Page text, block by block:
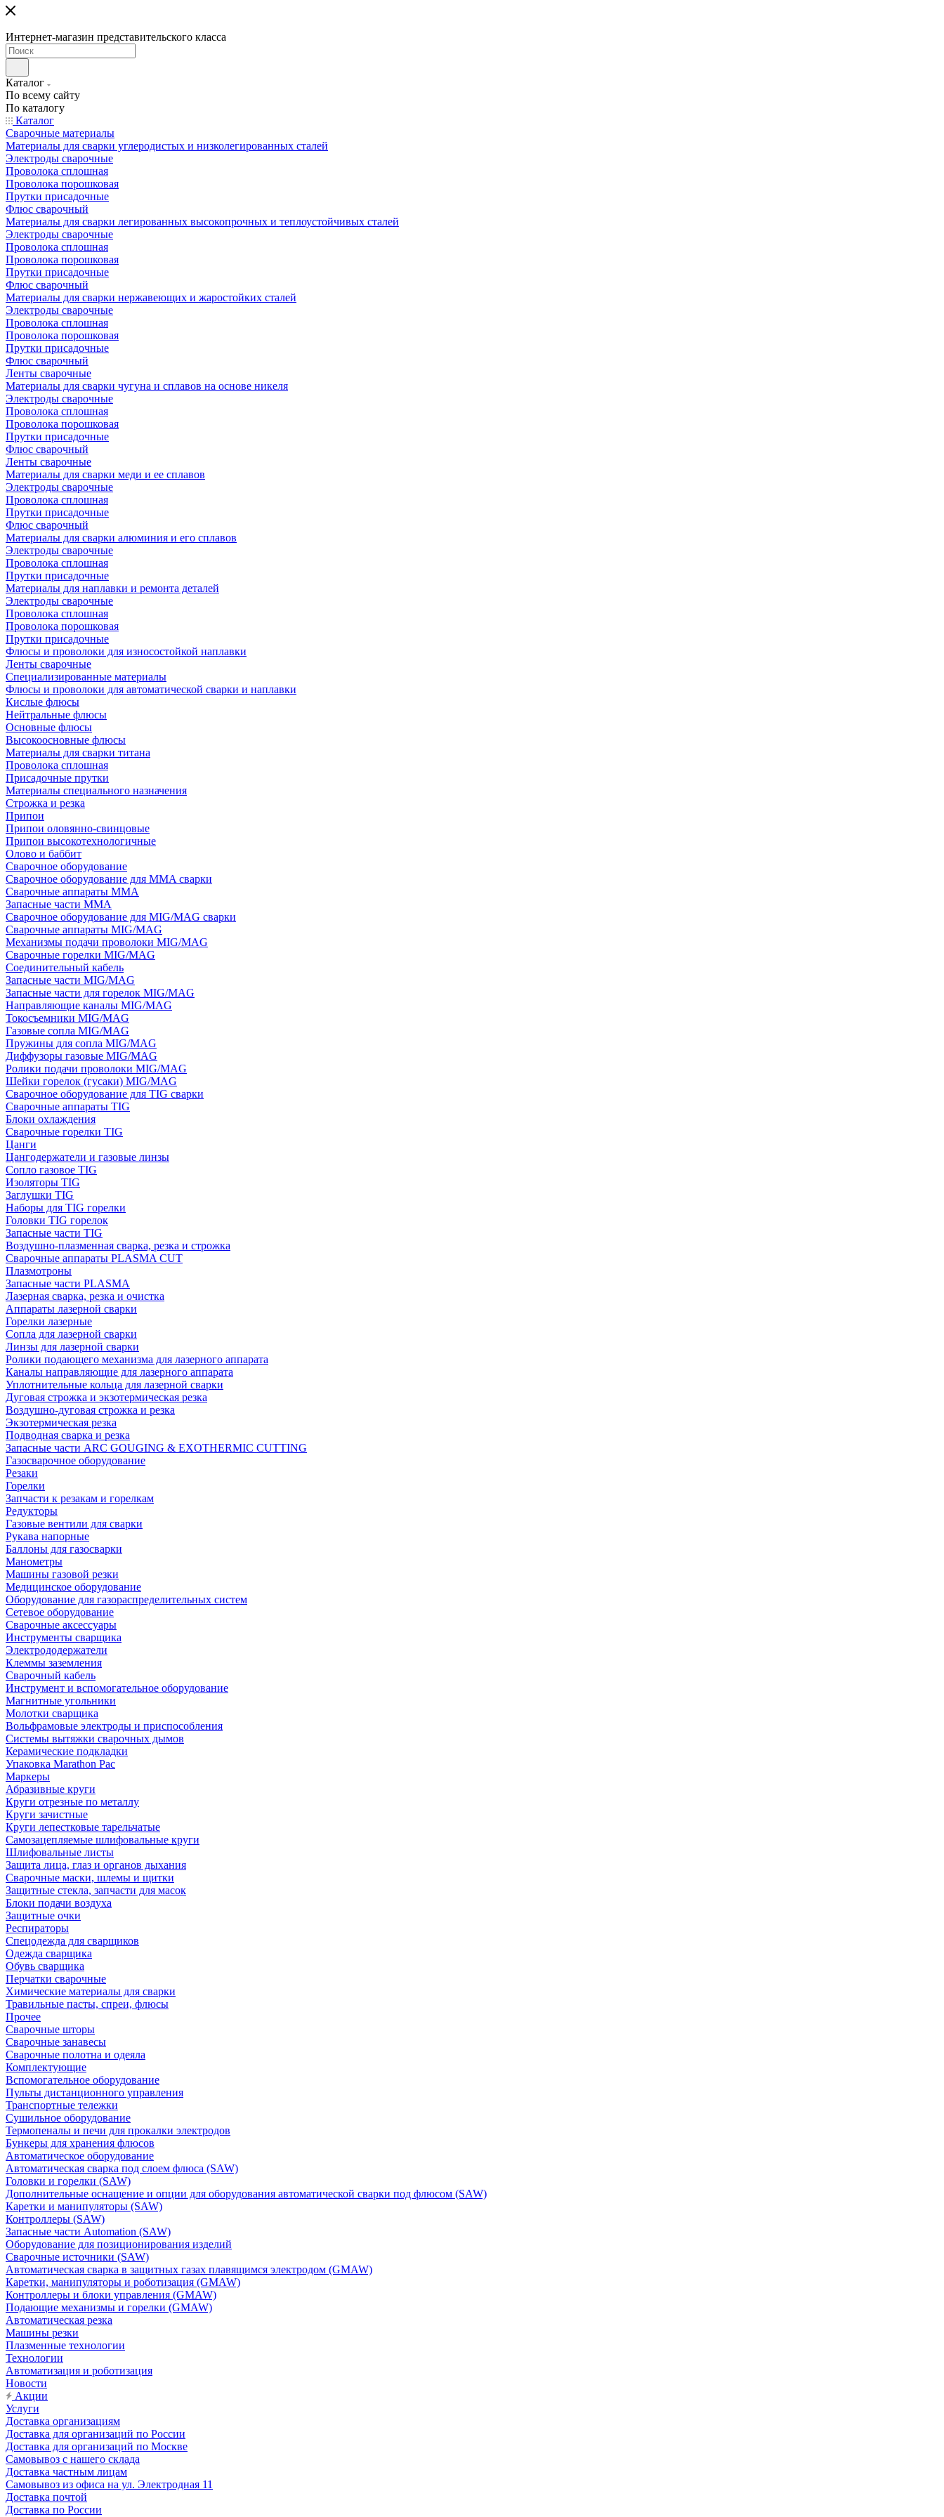
Интернет-магазин представительского класса
Каталог
По всему сайту
По каталогу
Каталог
Сварочные материалы
Материалы для сварки углеродистых и низколегированных сталей
Электроды сварочные
Проволока сплошная
Проволока порошковая
Прутки присадочные
Флюс сварочный
Материалы для сварки легированных высокопрочных и теплоустойчивых сталей
Электроды сварочные
Проволока сплошная
Проволока порошковая
Прутки присадочные
Флюс сварочный
Материалы для сварки нержавеющих и жаростойких сталей
Электроды сварочные
Проволока сплошная
Проволока порошковая
Прутки присадочные
Флюс сварочный
Ленты сварочные
Материалы для сварки чугуна и сплавов на основе никеля
Электроды сварочные
Проволока сплошная
Проволока порошковая
Прутки присадочные
Флюс сварочный
Ленты сварочные
Материалы для сварки меди и ее сплавов
Электроды сварочные
Проволока сплошная
Прутки присадочные
Флюс сварочный
Материалы для сварки алюминия и его сплавов
Электроды сварочные
Проволока сплошная
Прутки присадочные
Материалы для наплавки и ремонта деталей
Электроды сварочные
Проволока сплошная
Проволока порошковая
Прутки присадочные
Флюсы и проволоки для износостойкой наплавки
Ленты сварочные
Специализированные материалы
Флюсы и проволоки для автоматической сварки и наплавки
Кислые флюсы
Нейтральные флюсы
Основные флюсы
Высокоосновные флюсы
Материалы для сварки титана
Проволока сплошная
Присадочные прутки
Материалы специального назначения
Строжка и резка
Припои
Припои оловянно-свинцовые
Припои высокотехнологичные
Олово и баббит
Сварочное оборудование
Сварочное оборудование для MMA сварки
Сварочные аппараты MMA
Запасные части MMA
Сварочное оборудование для MIG/MAG сварки
Сварочные аппараты MIG/MAG
Механизмы подачи проволоки MIG/MAG
Сварочные горелки MIG/MAG
Соединительный кабель
Запасные части MIG/MAG
Запасные части для горелок MIG/MAG
Направляющие каналы MIG/MAG
Токосъемники MIG/MAG
Газовые сопла MIG/MAG
Пружины для сопла MIG/MAG
Диффузоры газовые MIG/MAG
Ролики подачи проволоки MIG/MAG
Шейки горелок (гусаки) MIG/MAG
Сварочное оборудование для TIG сварки
Сварочные аппараты TIG
Блоки охлаждения
Сварочные горелки TIG
Цанги
Цангодержатели и газовые линзы
Сопло газовое TIG
Изоляторы TIG
Заглушки TIG
Наборы для TIG горелки
Головки TIG горелок
Запасные части TIG
Воздушно-плазменная сварка, резка и строжка
Сварочные аппараты PLASMA CUT
Плазмотроны
Запасные части PLASMA
Лазерная сварка, резка и очистка
Аппараты лазерной сварки
Горелки лазерные
Сопла для лазерной сварки
Линзы для лазерной сварки
Ролики подающего механизма для лазерного аппарата
Каналы направляющие для лазерного аппарата
Уплотнительные кольца для лазерной сварки
Дуговая строжка и экзотермическая резка
Воздушно-дуговая строжка и резка
Экзотермическая резка
Подводная сварка и резка
Запасные части ARC GOUGING & EXOTHERMIC CUTTING
Газосварочное оборудование
Резаки
Горелки
Запчасти к резакам и горелкам
Редукторы
Газовые вентили для сварки
Рукава напорные
Баллоны для газосварки
Манометры
Машины газовой резки
Медицинское оборудование
Оборудование для газораспределительных систем
Сетевое оборудование
Сварочные аксессуары
Инструменты сварщика
Электрододержатели
Клеммы заземления
Сварочный кабель
Инструмент и вспомогательное оборудование
Магнитные угольники
Молотки сварщика
Вольфрамовые электроды и приспособления
Системы вытяжки сварочных дымов
Керамические подкладки
Упаковка Marathon Pac
Маркеры
Абразивные круги
Круги отрезные по металлу
Круги зачистные
Круги лепестковые тарельчатые
Самозацепляемые шлифовальные круги
Шлифовальные листы
Защита лица, глаз и органов дыхания
Сварочные маски, шлемы и щитки
Защитные стекла, запчасти для масок
Блоки подачи воздуха
Защитные очки
Респираторы
Спецодежда для сварщиков
Одежда сварщика
Обувь сварщика
Перчатки сварочные
Химические материалы для сварки
Травильные пасты, спреи, флюсы
Прочее
Сварочные шторы
Сварочные занавесы
Сварочные полотна и одеяла
Комплектующие
Вспомогательное оборудование
Пульты дистанционного управления
Транспортные тележки
Сушильное оборудование
Термопеналы и печи для прокалки электродов
Бункеры для хранения флюсов
Автоматическое оборудование
Автоматическая сварка под слоем флюса (SAW)
Головки и горелки (SAW)
Дополнительные оснащение и опции для оборудования автоматической сварки под флюсом (SAW)
Каретки и манипуляторы (SAW)
Контроллеры (SAW)
Запасные части Automation (SAW)
Оборудование для позиционирования изделий
Сварочные источники (SAW)
Автоматическая сварка в защитных газах плавящимся электродом (GMAW)
Каретки, манипуляторы и роботизация (GMAW)
Контроллеры и блоки управления (GMAW)
Подающие механизмы и горелки (GMAW)
Автоматическая резка
Машины резки
Плазменные технологии
Технологии
Автоматизация и роботизация
Новости
Акции
Услуги
Доставка организациям
Доставка для организаций по России
Доставка для организаций по Москве
Самовывоз с нашего склада
Доставка частным лицам
Самовывоз из офиса на ул. Электродная 11
Доставка почтой
Доставка по России